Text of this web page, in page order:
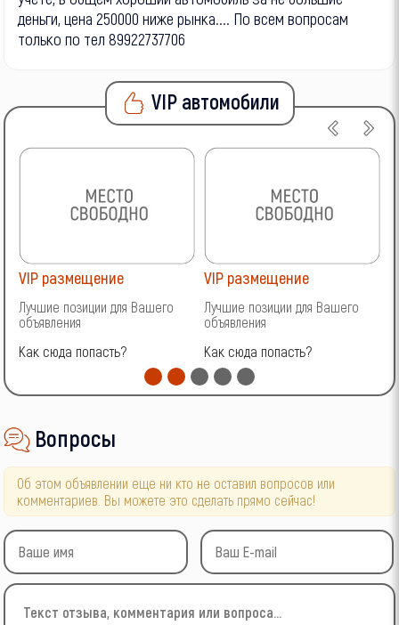
деньги, цена 250000 ниже рынка.... По всем вопросам
только по тел 89922737706
VIP автомобили
VIP размещение
Лучшие позиции для Вашего
объявления
Как сюда попасть?
VIP размещение
Лучшие позиции для Вашего
объявления
Как сюда попасть?
Вопросы
Об этом объявлении еще ни кто не оставил вопросов или
комментариев. Вы можете это сделать прямо сейчас!